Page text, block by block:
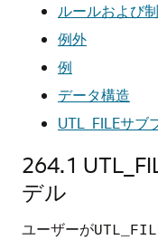
ルールおよび
例外
例
データ構造
UTL_FILEサブ
264.1
デル
ユーザーが